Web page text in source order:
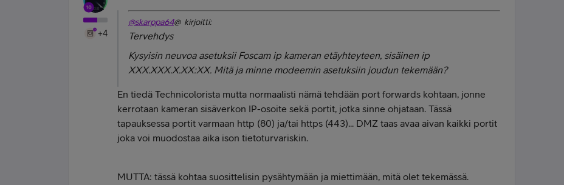
+4
@skarppa64@ kirjoitti:
Tervehdys
Kysyisin neuvoa asetuksii Foscam ip kameran etäyhteyteen, sisäinen ip
XXX.XXX.X.XX:XX. Mitä ja minne modeemin asetuksiin joudun tekemään?
En tiedä Technicolorista mutta normaalisti nämä tehdään port forwards kohtaan, jonne
kerrotaan kameran sisäverkon IP-osoite sekä portit, jotka sinne ohjataan. Tässä
tapauksessa portit varmaan http (80) ja/tai https (443)... DMZ taas avaa aivan kaikki portit
joka voi muodostaa aika ison tietoturvariskin.
MUTTA: tässä kohtaa suosittelisin pysähtymään ja miettimään, mitä olet tekemässä.